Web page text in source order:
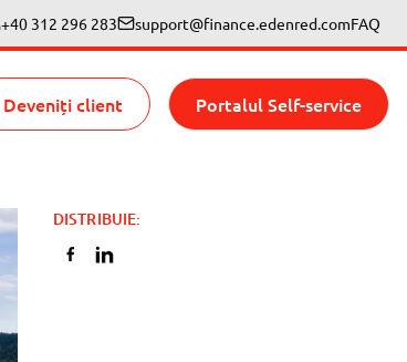
+40 312 296 283 support@finance.edenred.comFAQ
Deveniți client Portalul Self-service
DISTRIBUIE: